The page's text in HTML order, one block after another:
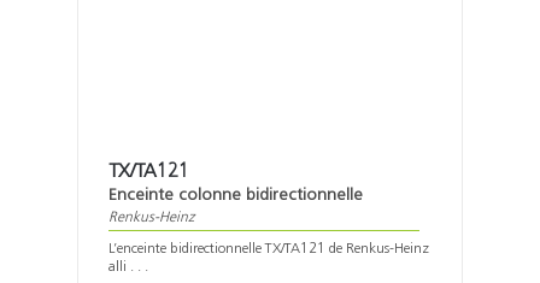
TX/TA121
Enceinte colonne bidirectionnelle
Renkus-Heinz
L’enceinte bidirectionnelle TX/TA121 de Renkus-Heinz
alli . . .